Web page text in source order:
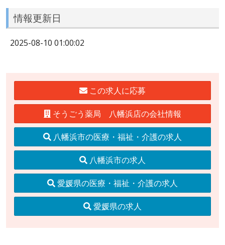
情報更新日
2025-08-10 01:00:02
この求人に応募
そうごう薬局 八幡浜店の会社情報
八幡浜市の医療・福祉・介護の求人
八幡浜市の求人
愛媛県の医療・福祉・介護の求人
愛媛県の求人